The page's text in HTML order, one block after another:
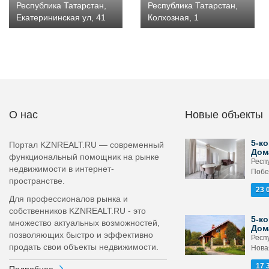
Республика Татарстан,
Екатерининская ул, 41
Республика Татарстан,
Колхозная, 1
О нас
Портал KZNREALT.RU — современный
функциональный помощник на рынке
недвижимости в интернет-
пространстве.
Для профессионалов рынка и
собственников KZNREALT.RU - это
множество актуальных возможностей,
позволяющих быстро и эффективно
продать свои объекты недвижимости.
Новые объекты
5-
23
5-
17